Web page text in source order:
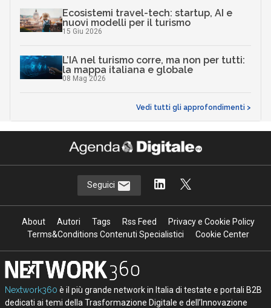
Ecosistemi travel-tech: startup, AI e
nuovi modelli per il turismo
15 Giu 2026
L’IA nel turismo corre, ma non per tutti:
la mappa italiana e globale
08 Mag 2026
Vedi tutti gli approfondimenti >
Seguici
About Autori Tags Rss Feed
Privacy e Cookie Policy
Terms&Conditions Contenuti Specialistici
Cookie Center
Nextwork360 è il più grande network in Italia di testate e portali B2B
dedicati ai temi della Trasformazione Digitale e dell’Innovazione